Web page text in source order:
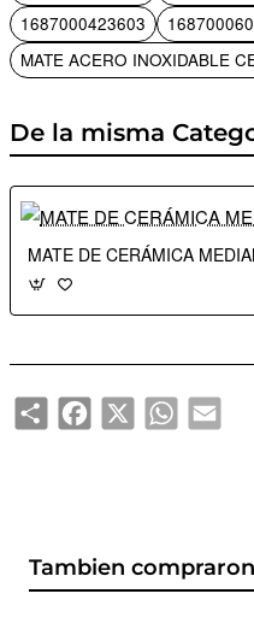
1687000423603
MATE ACERO INOXIDABLE
De la misma
MATE DE CERÁMICA
ShareFacebook
X WhatsAppEmail
Tambien compraron